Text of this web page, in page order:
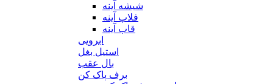
شیشه آینه
فلاپ آینه
قاب آینه
ابرویی
استیل بغل
بال عقب
برف پاک کن